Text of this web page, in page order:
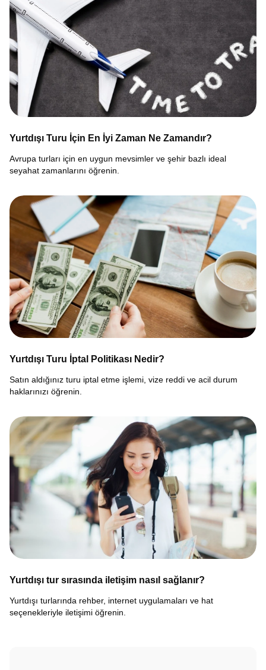
Yurtdışı Turu İçin En İyi Zaman Ne Zamandır?
Avrupa turları için en uygun mevsimler ve şehir bazlı ideal
seyahat zamanlarını öğrenin.
Yurtdışı Turu İptal Politikası Nedir?
Satın aldığınız turu iptal etme işlemi, vize reddi ve acil durum
haklarınızı öğrenin.
Yurtdışı tur sırasında iletişim nasıl sağlanır?
Yurtdışı turlarında rehber, internet uygulamaları ve hat
seçenekleriyle iletişimi öğrenin.